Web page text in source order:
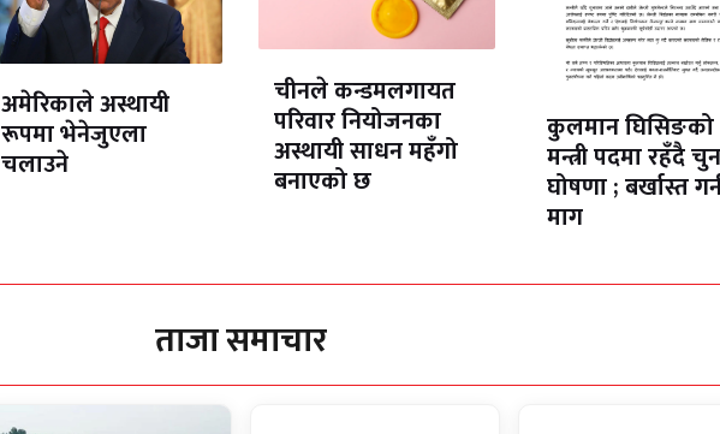
अमेरिकाले अस्थायी
रूपमा भेनेजुएला
चलाउने
चीनले कन्डमलगायत
परिवार नियोजनका
अस्थायी साधन महँगो
बनाएको छ
कुलमान घिसिङको
मन्त्री पदमा रहँदै
घोषणा ; बर्खास्त
माग
ताजा समाचार